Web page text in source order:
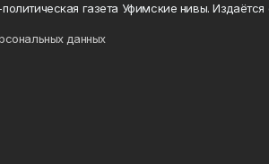
газета Уфимские нивы. Издаётся
данных